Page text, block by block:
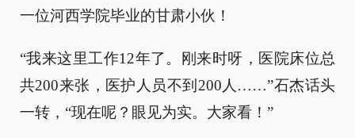
一位河西学院毕业的甘肃小伙！
“我来这里工作12年了。刚来时呀，医院床位总
共200来张，医护人员不到200人……”石杰话头
一转，“现在呢？眼见为实。大家看！”